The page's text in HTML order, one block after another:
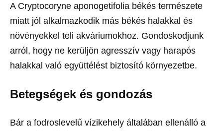
A Cryptocoryne aponogetifolia békés természete
miatt jól alkalmazkodik más békés halakkal és
növényekkel teli akváriumokhoz. Gondoskodjunk
arról, hogy ne kerüljön agresszív vagy harapós
halakkal való együttélést biztosító környezetbe.
Betegségek és gondozás
Bár a fodroslevelű vízikehely általában ellenálló a